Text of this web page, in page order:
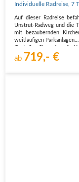
Individuelle Radreise ,7
Auf dieser Radreise
Unstrut-Radweg und die
mit bezaubernden
weitläufigen Parkanlagen.
ab 719,- €